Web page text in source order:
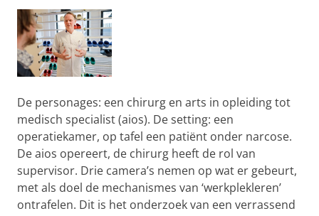
De personages: een chirurg en arts in opleiding tot
medisch specialist (aios). De setting: een
operatiekamer, op tafel een patiënt onder narcose.
De aios opereert, de chirurg heeft de rol van
supervisor. Drie camera’s nemen op wat er gebeurt,
met als doel de mechanismes van ‘werkplekleren’
ontrafelen. Dit is het onderzoek van een verrassend